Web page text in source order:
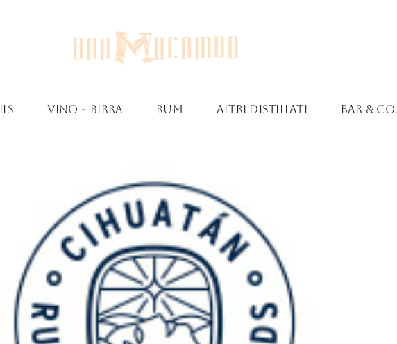
Vino ~ Birra Rum Altri Distillati Bar & Co.